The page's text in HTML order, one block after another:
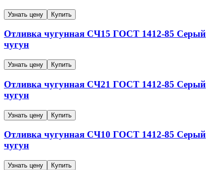
Узнать цену Купить
Отливка чугунная СЧ15 ГОСТ 1412-85 Серый
чугун
Узнать цену Купить
Отливка чугунная СЧ21 ГОСТ 1412-85 Серый
чугун
Узнать цену Купить
Отливка чугунная СЧ10 ГОСТ 1412-85 Серый
чугун
Узнать цену Купить